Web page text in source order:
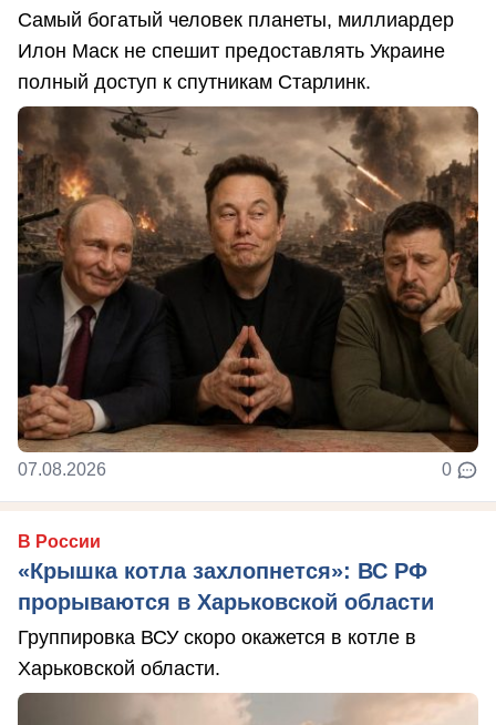
Самый богатый человек планеты, миллиардер
Илон Маск не спешит предоставлять Украине
полный доступ к спутникам Старлинк.
07.08.2026 0
В России
«Крышка котла захлопнется»: ВС РФ
прорываются в Харьковской области
Группировка ВСУ скоро окажется в котле в
Харьковской области.